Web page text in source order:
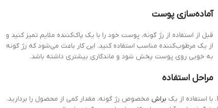
آماده‌سازی پوست
قبل از استفاده از رژ گونه، پوست خود را با یک پاک‌کننده ملایم تمیز کنید و
از یک مرطوب‌کننده مناسب استفاده کنید. این کار باعث می‌شود که رژ گونه
به خوبی روی پوست پخش شود و ماندگاری بیشتری داشته باشد.
مراحل استفاده
با استفاده از یک براش مخصوص رژ گونه، مقدار کمی از محصول را بردارید.